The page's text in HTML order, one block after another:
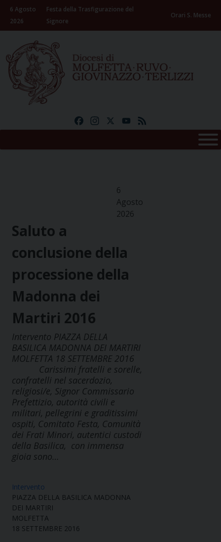
Skip
content
6 Agosto
2026
Festa della Trasfigurazione del
Signore
Orari S. Messe
FacebookInstagramYouTube
6
Agosto
2026
Saluto a
conclusione della
processione della
Madonna dei
Martiri 2016
Intervento PIAZZA DELLA
BASILICA MADONNA DEI MARTIRI
MOLFETTA 18 SETTEMBRE 2016
Carissimi fratelli e sorelle,
confratelli nel sacerdozio,
religiosi/e, Signor Commissario
Prefettizio, autorità civili e
militari, pellegrini e graditissimi
ospiti, Comitato Festa, Comunità
dei Frati Minori, autentici custodi
della Basilica, con immensa
gioia sono…
Intervento
PIAZZA DELLA BASILICA MADONNA
DEI MARTIRI
MOLFETTA
18 SETTEMBRE 2016